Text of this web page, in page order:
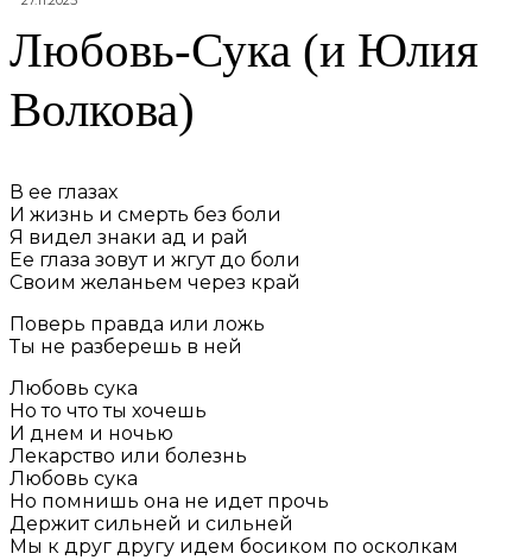
Любовь-Сука (и Юлия
Волкова)
В ее глазах
И жизнь и смерть без боли
Я видел знаки ад и рай
Ее глаза зовут и жгут до боли
Своим желаньем через край
Поверь правда или ложь
Ты не разберешь в ней
Любовь сука
Но то что ты хочешь
И днем и ночью
Лекарство или болезнь
Любовь сука
Но помнишь она не идет прочь
Держит сильней и сильней
Мы к друг другу идем босиком по осколкам